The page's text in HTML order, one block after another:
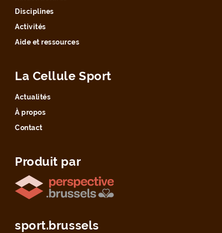
Disciplines
Activités
Aide et ressources
La Cellule Sport
Actualités
À propos
Contact
Produit par
sport.brussels